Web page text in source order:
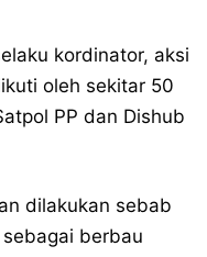
kordinator, aksi
oleh sekitar 50
PP dan Dishub
dilakukan sebab
berbau